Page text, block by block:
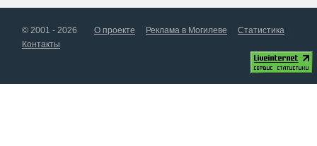
© 2001 - 2026 О проекте Реклама в Могилеве
Статистика
Контакты